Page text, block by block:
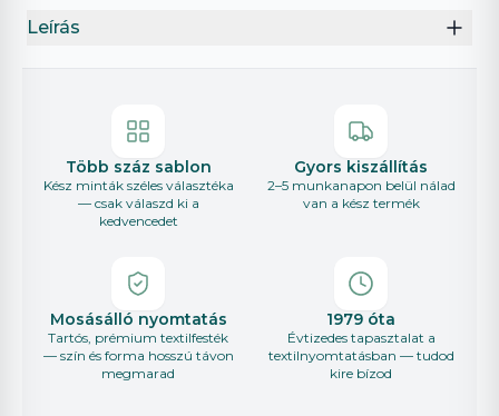
Leírás
Több száz sablon
Kész minták széles választéka
— csak válaszd ki a
kedvencedet
Gyors kiszállítás
2–5 munkanapon belül nálad
van a kész termék
Mosásálló nyomtatás
Tartós, prémium textilfesték
— szín és forma hosszú távon
megmarad
1979 óta
Évtizedes tapasztalat a
textilnyomtatásban — tudod
kire bízod